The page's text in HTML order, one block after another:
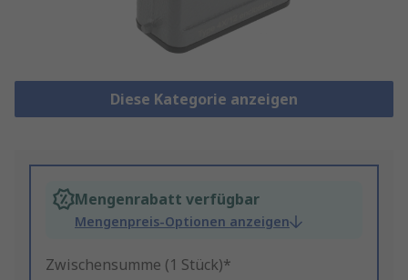
Diese Kategorie anzeigen
Mengenrabatt verfügbar
Mengenpreis-Optionen anzeigen
Zwischensumme (1 Stück)*